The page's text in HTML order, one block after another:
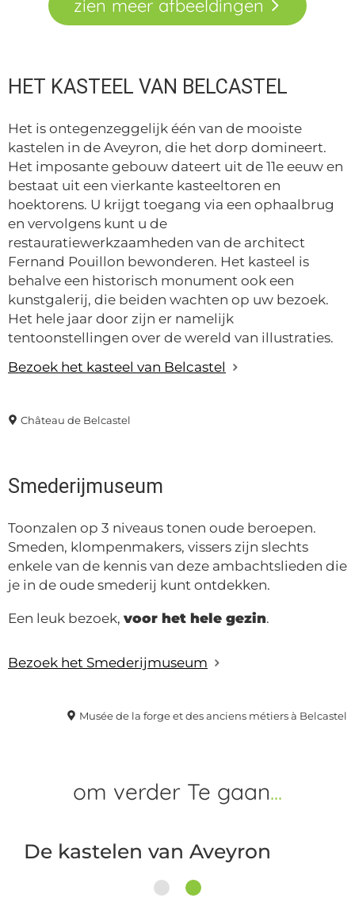
zien meer afbeeldingen
Château de Belcastel
HET KASTEEL VAN BELCASTEL
Het is ontegenzeggelijk één van de mooiste
kastelen in de Aveyron, die het dorp domineert.
Het imposante gebouw dateert uit de 11e eeuw en
bestaat uit een vierkante kasteeltoren en
hoektorens. U krijgt toegang via een ophaalbrug
en vervolgens kunt u de
restauratiewerkzaamheden van de architect
Fernand Pouillon bewonderen. Het kasteel is
behalve een historisch monument ook een
kunstgalerij, die beiden wachten op uw bezoek.
Het hele jaar door zijn er namelijk
tentoonstellingen over de wereld van illustraties.
Bezoek het kasteel van Belcastel
Smederijmuseum
Toonzalen op 3 niveaus tonen oude beroepen.
Smeden, klompenmakers, vissers zijn slechts
enkele van de kennis van deze ambachtslieden die
je in de oude smederij kunt ontdekken.
Een leuk bezoek, voor het hele gezin.
Bezoek het Smederijmuseum
Musée de la forge et des anciens métiers à Belcastel
om verder Te gaan
De kastelen van Aveyron